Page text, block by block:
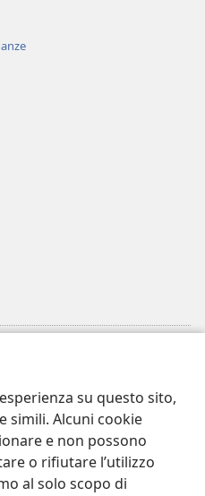
su questo sito,
simili. Alcuni cookie
e non possono
o rifiutare l’utilizzo
al solo scopo di